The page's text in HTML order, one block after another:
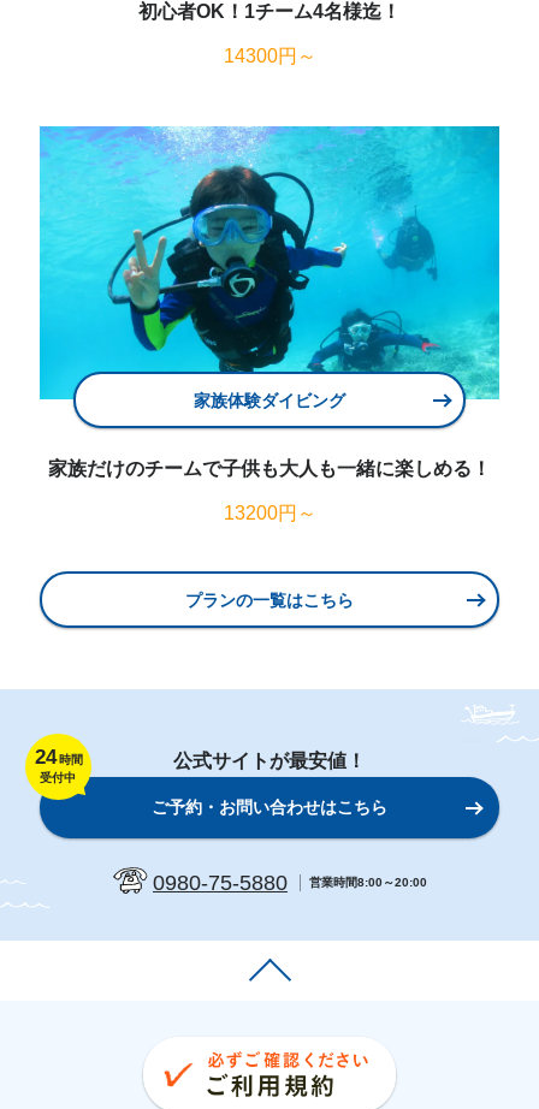
初心者OK！1チーム4名様迄！
14300円～
家族体験ダイビング
家族だけのチームで子供も大人も一緒に楽しめる！
13200円～
プランの一覧はこちら
公式サイトが最安値！
24時間
受付中
ご予約・お問い合わせはこちら
0980-75-5880 営業時間8:00～20:00